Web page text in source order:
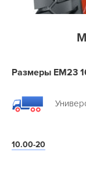
Размеры EM23
10.00-20